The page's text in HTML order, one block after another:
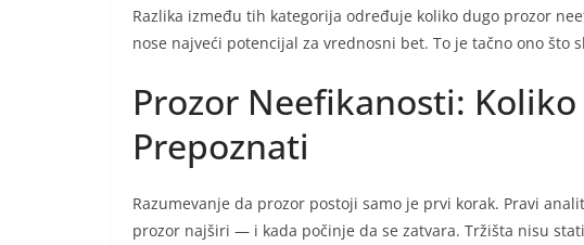
Razlika između tih kategorija određuje koliko dugo prozor
nose najveći potencijal za vrednosni bet. To je tačno ono što
Prozor Neefikanosti:
Prepoznati
Razumevanje da prozor postoji samo je prvi korak. Pravi
prozor najširi — i kada počinje da se zatvara. Tržišta nisu